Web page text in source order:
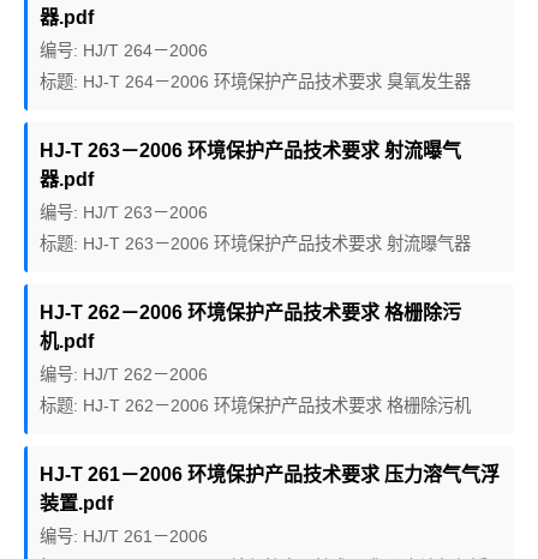
器.pdf
编号: HJ/T 264－2006
标题: HJ-T 264－2006 环境保护产品技术要求 臭氧发生器
HJ-T 263－2006 环境保护产品技术要求 射流曝气
器.pdf
编号: HJ/T 263－2006
标题: HJ-T 263－2006 环境保护产品技术要求 射流曝气器
HJ-T 262－2006 环境保护产品技术要求 格栅除污
机.pdf
编号: HJ/T 262－2006
标题: HJ-T 262－2006 环境保护产品技术要求 格栅除污机
HJ-T 261－2006 环境保护产品技术要求 压力溶气气浮
装置.pdf
编号: HJ/T 261－2006